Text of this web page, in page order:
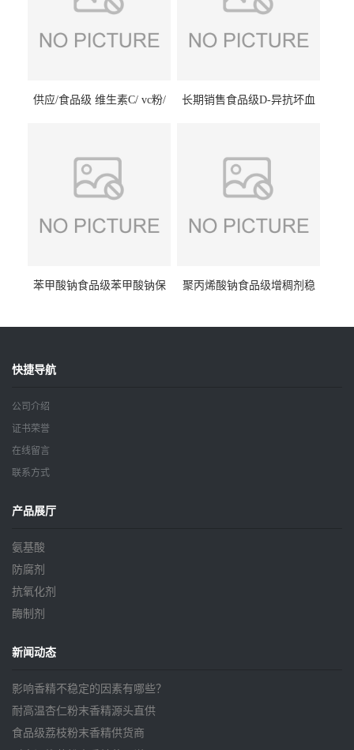
供应/食品级 维生素C/ vc粉/
长期销售食品级D-异抗坏血
苯甲酸钠食品级苯甲酸钠保
聚丙烯酸钠食品级增稠剂稳
快捷导航
公司介绍
证书荣誉
在线留言
联系方式
产品展厅
氨基酸
防腐剂
抗氧化剂
酶制剂
新闻动态
影响香精不稳定的因素有哪些？
耐高温杏仁粉末香精源头直供
食品级荔枝粉末香精供货商